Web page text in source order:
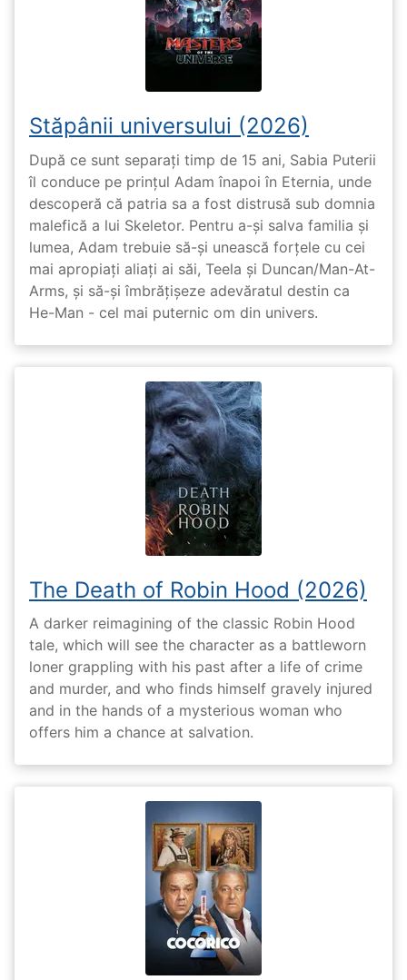
Stăpânii universului (2026)
După ce sunt separați timp de 15 ani, Sabia Puterii
îl conduce pe prințul Adam înapoi în Eternia, unde
descoperă că patria sa a fost distrusă sub domnia
malefică a lui Skeletor. Pentru a-și salva familia și
lumea, Adam trebuie să-și unească forțele cu cei
mai apropiați aliați ai săi, Teela și Duncan/Man-At-
Arms, și să-și îmbrățișeze adevăratul destin ca
He-Man - cel mai puternic om din univers.
The Death of Robin Hood (2026)
A darker reimagining of the classic Robin Hood
tale, which will see the character as a battleworn
loner grappling with his past after a life of crime
and murder, and who finds himself gravely injured
and in the hands of a mysterious woman who
offers him a chance at salvation.